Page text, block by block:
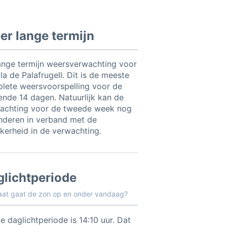
lange termijn
termijn weersverwachting voor
de Palafrugell. Dit is de meeste
weersvoorspelling voor de
14 dagen. Natuurlijk kan de
voor de tweede week nog
in verband met de
in de verwachting.
gaat de zon op en onder vandaag?
daglichtperiode is 14:10 uur. Dat